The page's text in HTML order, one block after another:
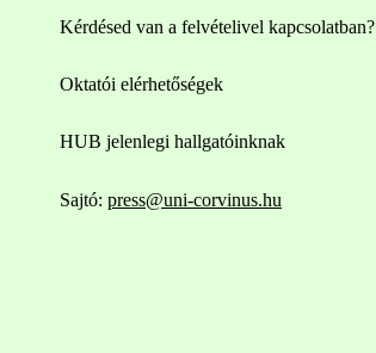
Kérdésed van a felvételivel kapcsolatban?
Oktatói elérhetőségek
HUB jelenlegi hallgatóinknak
Sajtó: press@uni-corvinus.hu